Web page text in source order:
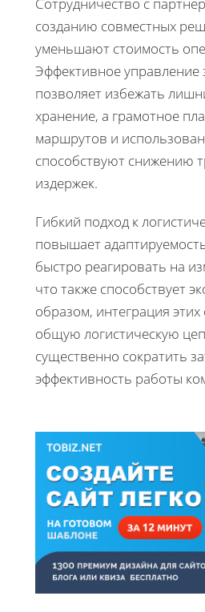
созданию совместных
уменьшают стоимость
Эффективное управление
позволяет избежать
хранение, а грамотное
маршрутов и
способствуют снижению
издержек.
Гибкий подход к
повышает
быстро реагировать на
что также способствует
образом, интеграция этих
общую логистическую
существенно сократить
эффективность работы